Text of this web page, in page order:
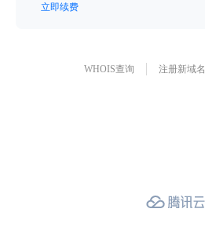
立即续费
WHOIS查询 注册新域名